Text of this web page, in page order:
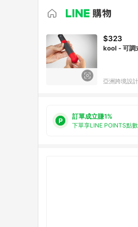
$323
kool - 可調
亞洲跨境設
訂單成立賺1%
下單享LINE POINTS點數